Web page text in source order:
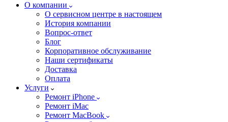
О компании
О сервисном центре в настоящем
История компании
Вопрос-ответ
Блог
Корпоративное обслуживание
Наши сертификаты
Доставка
Оплата
Услуги
Ремонт iPhone
Ремонт iMac
Ремонт MacBook